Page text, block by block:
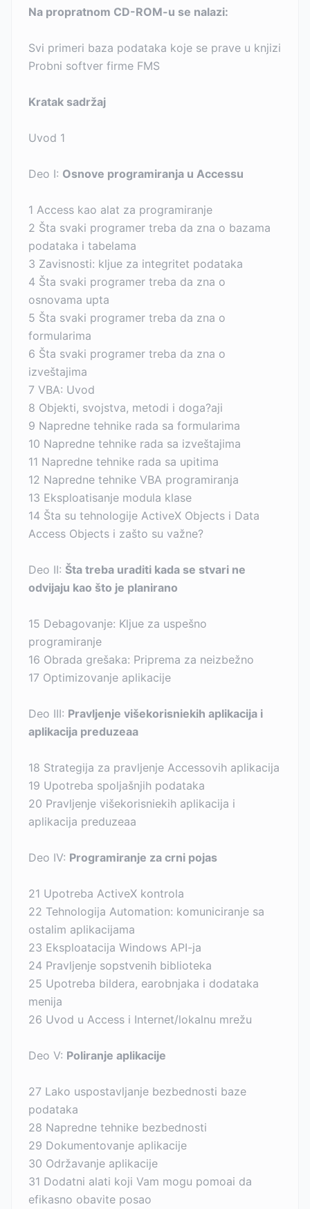
Na propratnom CD-ROM-u se nalazi:
Svi primeri baza podataka koje se prave u knjizi
Probni softver firme FMS
Kratak sadržaj
Uvod 1
Deo I: Osnove programiranja u Accessu
1 Access kao alat za programiranje
2 Šta svaki programer treba da zna o bazama
podataka i tabelama
3 Zavisnosti: kljue za integritet podataka
4 Šta svaki programer treba da zna o
osnovama upta
5 Šta svaki programer treba da zna o
formularima
6 Šta svaki programer treba da zna o
izveštajima
7 VBA: Uvod
8 Objekti, svojstva, metodi i doga?aji
9 Napredne tehnike rada sa formularima
10 Napredne tehnike rada sa izveštajima
11 Napredne tehnike rada sa upitima
12 Napredne tehnike VBA programiranja
13 Eksploatisanje modula klase
14 Šta su tehnologije ActiveX Objects i Data
Access Objects i zašto su važne?
Deo II: Šta treba uraditi kada se stvari ne
odvijaju kao što je planirano
15 Debagovanje: Kljue za uspešno
programiranje
16 Obrada grešaka: Priprema za neizbežno
17 Optimizovanje aplikacije
Deo III: Pravljenje višekorisniekih aplikacija i
aplikacija preduzeaa
18 Strategija za pravljenje Accessovih aplikacija
19 Upotreba spoljašnjih podataka
20 Pravljenje višekorisniekih aplikacija i
aplikacija preduzeaa
Deo IV: Programiranje za crni pojas
21 Upotreba ActiveX kontrola
22 Tehnologija Automation: komuniciranje sa
ostalim aplikacijama
23 Eksploatacija Windows API-ja
24 Pravljenje sopstvenih biblioteka
25 Upotreba bildera, earobnjaka i dodataka
menija
26 Uvod u Access i Internet/lokalnu mrežu
Deo V: Poliranje aplikacije
27 Lako uspostavljanje bezbednosti baze
podataka
28 Napredne tehnike bezbednosti
29 Dokumentovanje aplikacije
30 Održavanje aplikacije
31 Dodatni alati koji Vam mogu pomoai da
efikasno obavite posao